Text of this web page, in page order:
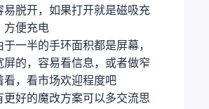
易脱开，如果打开就是磁吸充
方便充电
一半的手环面积都是屏幕，
屏的，容易看信息，或者做窄
看，看市场欢迎程度吧
更好的魔改方案可以多交流思